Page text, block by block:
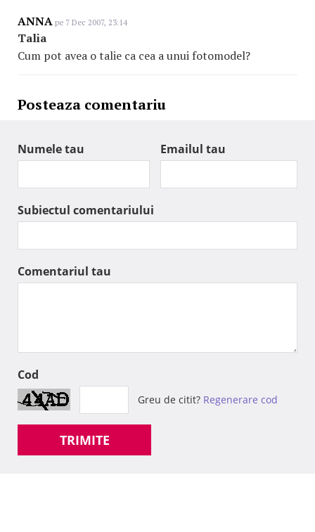
ANNA pe 7 Dec 2007, 23:14
Talia
Cum pot avea o talie ca cea a unui fotomodel?
Posteaza comentariu
Numele tau Emailul tau
Subiectul comentariului
Comentariul tau
Cod
Greu de citit? Regenerare cod
TRIMITE